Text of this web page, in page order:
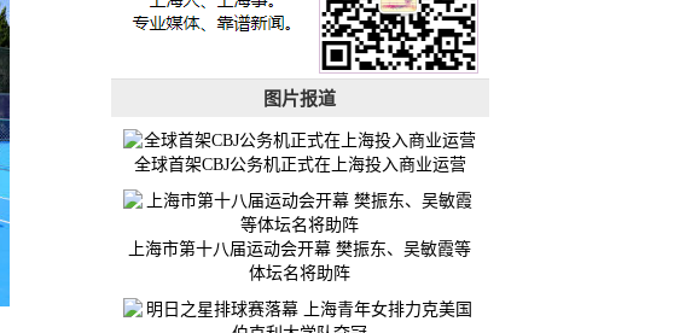
图片报道
全球首架CBJ公务机正式在上海投入商业运营
上海市第十八届运动会开幕 樊振东、吴敏霞等
体坛名将助阵